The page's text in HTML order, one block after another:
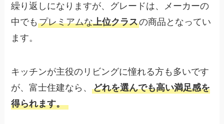
繰り返しになりますが、グレードは、メーカーの
中でもプレミアムな上位クラスの商品となってい
ます。
キッチンが主役のリビングに憧れる方も多いです
が、富士住建なら、どれを選んでも高い満足感を
得られます。